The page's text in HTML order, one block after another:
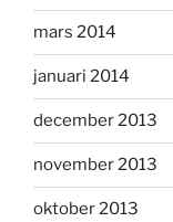
mars 2014
januari 2014
december 2013
november 2013
oktober 2013